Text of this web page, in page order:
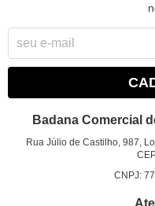
Badana Comercial
Rua Júlio de Castilho, 987,
CNPJ: